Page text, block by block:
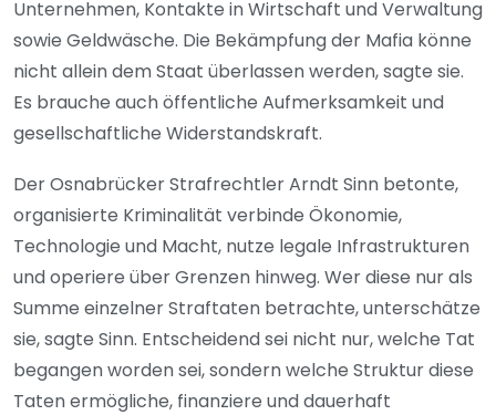
Unternehmen, Kontakte in Wirtschaft und Verwaltung
sowie Geldwäsche. Die Bekämpfung der Mafia könne
nicht allein dem Staat überlassen werden, sagte sie.
Es brauche auch öffentliche Aufmerksamkeit und
gesellschaftliche Widerstandskraft.
Der Osnabrücker Strafrechtler Arndt Sinn betonte,
organisierte Kriminalität verbinde Ökonomie,
Technologie und Macht, nutze legale Infrastrukturen
und operiere über Grenzen hinweg. Wer diese nur als
Summe einzelner Straftaten betrachte, unterschätze
sie, sagte Sinn. Entscheidend sei nicht nur, welche Tat
begangen worden sei, sondern welche Struktur diese
Taten ermögliche, finanziere und dauerhaft